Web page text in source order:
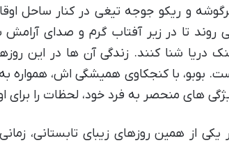
و ریکو جوجه تیغی در کنار ساحل
روند تا در زیر آفتاب گرم و صدای
دریا شنا کنند. زندگی آن ها در این
بوبو، با کنجکاوی همیشگی اش، همواره
های منحصر به فرد خود، لحظات را برای
یکی از همین روزهای زیبای تابستانی،